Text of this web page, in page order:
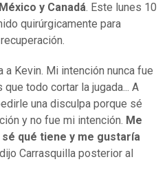
y Canadá. Este lunes 10
quirúrgicamente para
Kevin. Mi intención nunca fue
todo cortar la jugada... A
una disculpa porque sé
y no fue mi intención. Me
qué tiene y me gustaría
Carrasquilla posterior al